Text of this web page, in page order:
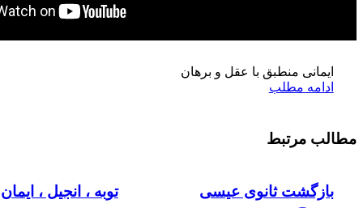
ایمانی منطبق با عقل و برهان
ادامه مطلب
مطالب مرتبط
توبه ، انجیل ، ایمان
بازگشت ثانوی عیسی